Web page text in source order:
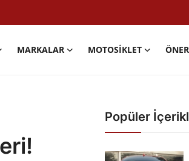
MARKALAR MOTOSIKLET
Popüler